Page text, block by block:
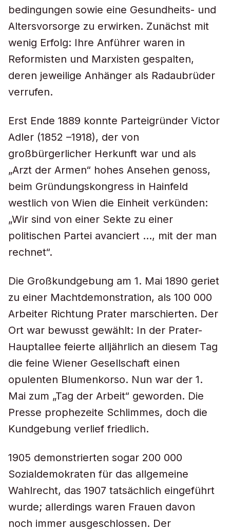
bedingungen sowie eine Gesundheits- und
Altersvorsorge zu erwirken. Zunächst mit
wenig Erfolg: Ihre Anführer waren in
Reformisten und Marxisten gespalten,
deren jeweilige Anhänger als Radaubrüder
verrufen.
Erst Ende 1889 konnte Parteigründer Victor
Adler (1852 –1918), der von
großbürgerlicher Herkunft war und als
„Arzt der Armen“ hohes Ansehen genoss,
beim Gründungskongress in Hainfeld
westlich von Wien die Einheit verkünden:
„Wir sind von einer Sekte zu einer
politischen Partei avanciert …, mit der man
rechnet“.
Die Großkundgebung am 1. Mai 1890 geriet
zu einer Machtdemonstration, als 100 000
Arbeiter Richtung Prater marschierten. Der
Ort war bewusst gewählt: In der Prater-
Hauptallee feierte alljährlich an diesem Tag
die feine Wiener Gesellschaft einen
opulenten Blumenkorso. Nun war der 1.
Mai zum „Tag der Arbeit“ geworden. Die
Presse prophezeite Schlimmes, doch die
Kundgebung verlief friedlich.
1905 demonstrierten sogar 200 000
Sozialdemokraten für das allgemeine
Wahlrecht, das 1907 tatsächlich eingeführt
wurde; allerdings waren Frauen davon
noch immer ausgeschlossen. Der